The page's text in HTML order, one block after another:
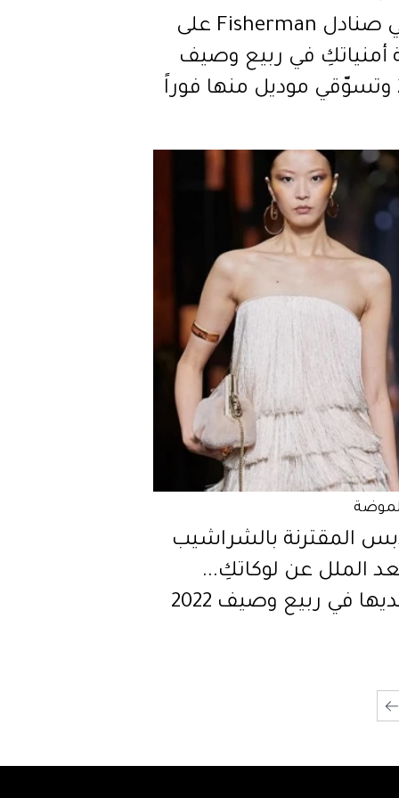
ضعي صنادل Fisherman على
أمنياتكِ في ربيع وصيف
المقترنة بالشراشيب
الملل عن لوكاتكِ...
في ربيع وصيف 2022